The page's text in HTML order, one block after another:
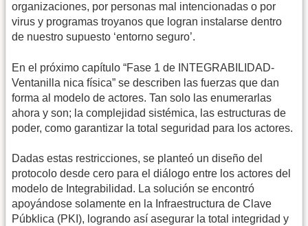
organizaciones, por personas mal intencionadas o por
virus y programas troyanos que logran instalarse dentro
de nuestro supuesto ‘entorno seguro’.
En el próximo capítulo “Fase 1 de INTEGRABILIDAD-
Ventanilla nica física” se describen las fuerzas que dan
forma al modelo de actores. Tan solo las enumerarlas
ahora y son; la complejidad sistémica, las estructuras de
poder, como garantizar la total seguridad para los actores.
Dadas estas restricciones, se planteó un diseño del
protocolo desde cero para el diálogo entre los actores del
modelo de Integrabilidad. La solución se encontró
apoyándose solamente en la Infraestructura de Clave
Púbklica (PKI), logrando así asegurar la total integridad y